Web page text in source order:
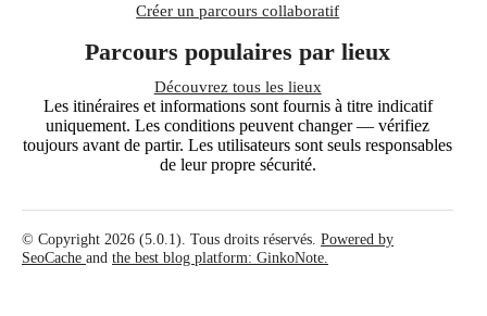
Créer un parcours collaboratif
Parcours populaires par lieux
Découvrez tous les lieux
Les itinéraires et informations sont fournis à titre indicatif
uniquement. Les conditions peuvent changer — vérifiez
toujours avant de partir. Les utilisateurs sont seuls responsables
de leur propre sécurité.
© Copyright 2026 (5.0.1). Tous droits réservés. Powered by
SeoCache and the best blog platform: GinkoNote.